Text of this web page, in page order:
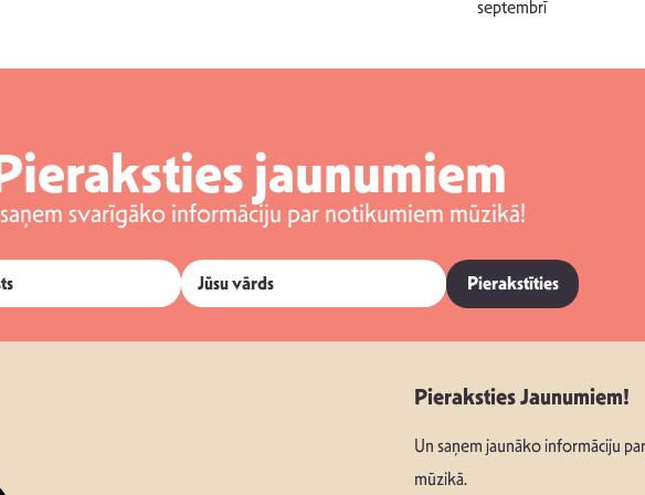
septembrī
jaunumiem
svarīgāko informāciju par notikumiem mūzikā!
Pierakstīties
Pieraksties Jaunumiem!
Un saņem jaunāko informāciju
mūzikā.